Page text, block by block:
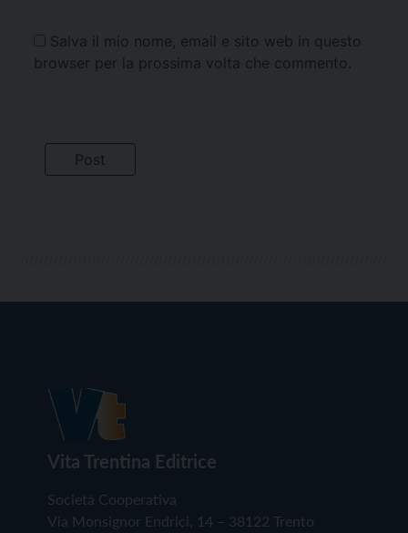
Salva il mio nome, email e sito web in questo
browser per la prossima volta che commento.
Vita Trentina Editrice
Società Cooperativa
Via Monsignor Endrici, 14 – 38122 Trento